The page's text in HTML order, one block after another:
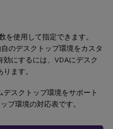
を使用して指定できます。
のデスクトップ環境をカスタ
にするには、VDAにデスク
ます。
スクトップ環境をサポート
プ環境の対応表です。